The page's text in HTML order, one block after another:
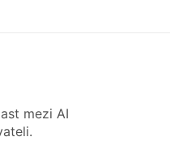
mezi AI